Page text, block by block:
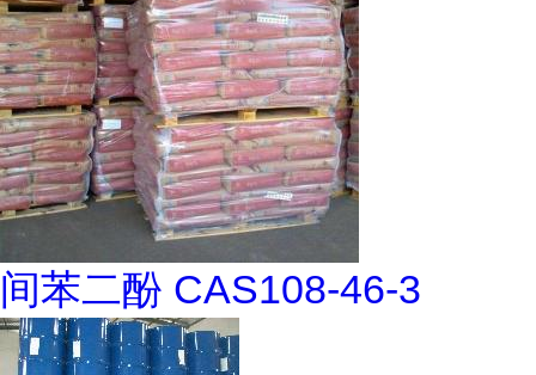
间苯二酚 CAS108-46-3